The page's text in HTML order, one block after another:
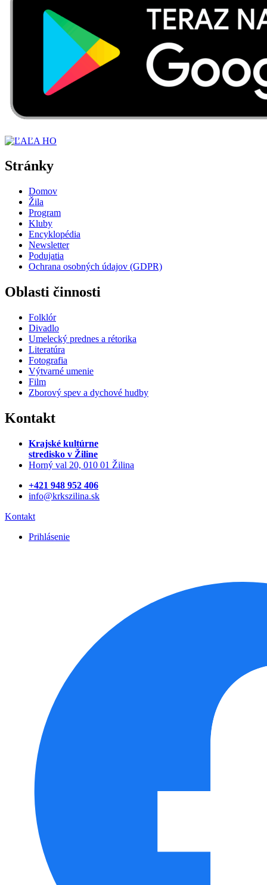
Stránky
Domov
Žila
Program
Kluby
Encyklopédia
Newsletter
Podujatia
Ochrana osobných údajov (GDPR)
Oblasti činnosti
Folklór
Divadlo
Umelecký prednes a rétorika
Literatúra
Fotografia
Výtvarné umenie
Film
Zborový spev a dychové hudby
Kontakt
Krajské kultúrne
stredisko v Žiline
Horný val 20, 010 01 Žilina
+421 948 952 406
info@krkszilina.sk
Kontakt
Prihlásenie